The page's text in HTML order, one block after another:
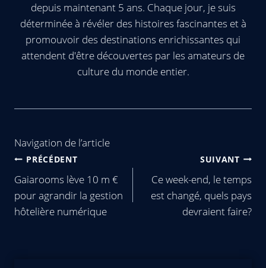
depuis maintenant 5 ans. Chaque jour, je suis
déterminée à révéler des histoires fascinantes et à
promouvoir des destinations enrichissantes qui
attendent d'être découvertes par les amateurs de
culture du monde entier.
Navigation de l’article
PRÉCÉDENT
Gaiarooms lève 10 m €
pour agrandir la gestion
hôtelière numérique
SUIVANT
Ce week-end, le temps
est changé, quels pays
devraient faire?